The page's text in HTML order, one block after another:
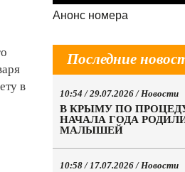
в
Анонс номера
Последние
10:54 / 29.07.2026 /Новости
В КРЫМУ ПО
НАЧАЛА ГОДА
МАЛЫШЕЙ
10:58 / 17.07.2026 /Новости